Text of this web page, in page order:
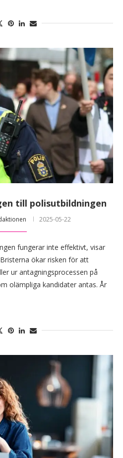
till polisutbildningen
2025-05-22
fungerar inte effektivt, visar
ökar risken för att
ur antagningsprocessen på
olämpliga kandidater antas. År